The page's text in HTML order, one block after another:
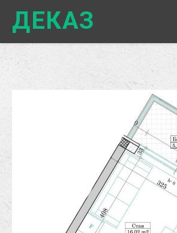
ДЕКАЗ